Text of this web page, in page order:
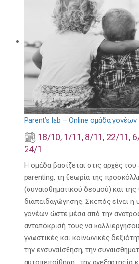
Parent’s lab – Online ομάδα γονέων
18/10, 1/11, 8/11, 22/11,
24/1
Η ομάδα βασίζεται στις αρχές
parenting, τη θεωρία της
(συναισθηματικού δεσμού) και της
διαπαιδαγώγησης. Σκοπός είναι η
γονέων ώστε μέσα από την
ανταπόκρισή τους να
γνωστικές και κοινωνικές
την ενσυναίσθηση, την
αυτοπεποίθηση , την ανεξαρτησία